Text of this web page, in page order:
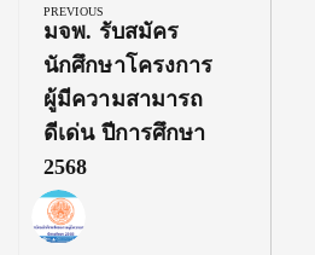
navigation
PREVIOUS
Previous
Post:
มจพ. รับสมัคร
นักศึกษาโครงการ
ผู้มีความสามารถ
ดีเด่น ปีการศึกษา
2568